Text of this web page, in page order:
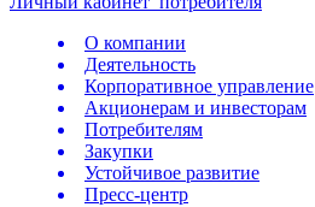
О компании
Деятельность
Корпоративное управление
Акционерам и инвесторам
Потребителям
Закупки
Устойчивое развитие
Пресс-центр